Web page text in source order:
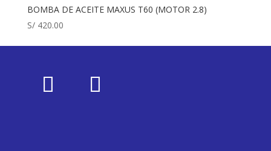
BOMBA DE ACEITE MAXUS T60 (MOTOR 2.8)
S/420.00